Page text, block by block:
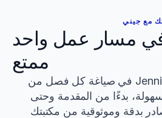
مع جيني
مسار عمل واحد
ممتع